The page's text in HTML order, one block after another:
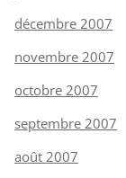
décembre 2007
novembre 2007
octobre 2007
septembre 2007
août 2007